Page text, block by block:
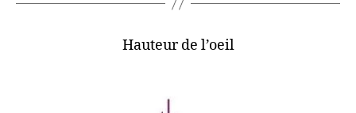
Hauteur de l’oeil